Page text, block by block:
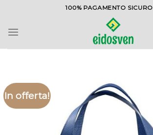
contenuti
100% PAGAMENTO SICURO
In offerta!